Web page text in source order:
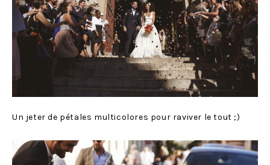
Un jeter de pétales multicolores pour raviver le tout ;)